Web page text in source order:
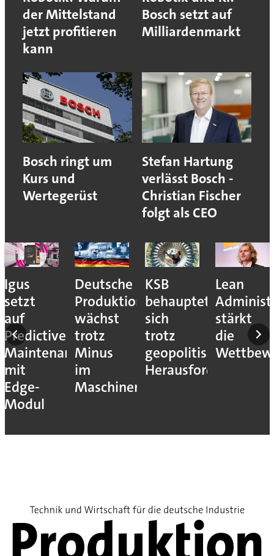
der Mittelstand
jetzt profitieren
kann
Bosch setzt auf
Milliardenmarkt
Bosch ringt um
Kurs und
Wertegerüst
Stefan Hartung
verlässt Bosch -
Christian Fischer
folgt als CEO
Igus
setzt
auf
Predictive
Maintenance
mit
Edge-
Modul
Deutsche
Produktion
wächst
trotz
Minus
im
Maschinenbau
KSB
behauptet
sich
trotz
geopolitischer
Herausforderungen
Lean
stärkt
die